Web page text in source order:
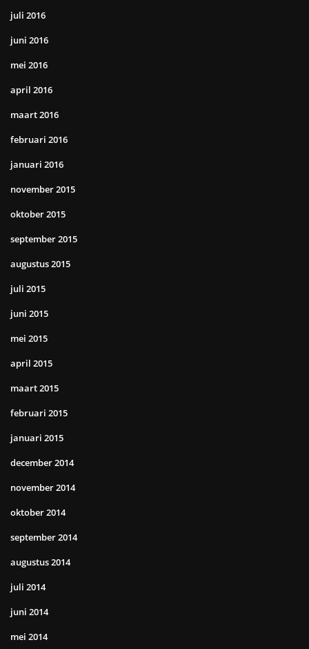
juli 2016
juni 2016
mei 2016
april 2016
maart 2016
februari 2016
januari 2016
november 2015
oktober 2015
september 2015
augustus 2015
juli 2015
juni 2015
mei 2015
april 2015
maart 2015
februari 2015
januari 2015
december 2014
november 2014
oktober 2014
september 2014
augustus 2014
juli 2014
juni 2014
mei 2014